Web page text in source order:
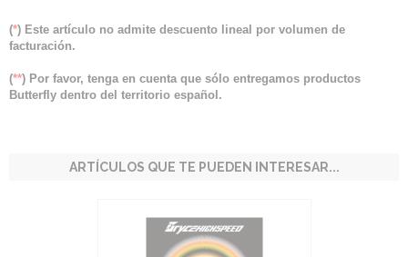
(*) Este artículo no admite descuento lineal por volumen de
facturación.
(**) Por favor, tenga en cuenta que sólo entregamos productos
Butterfly dentro del territorio español.
ARTÍCULOS QUE TE PUEDEN INTERESAR...